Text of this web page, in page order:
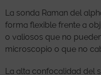
La sonda Raman del
forma flexible frente a
o valiosos que no
microscopio o que no
La alta confocalidad del